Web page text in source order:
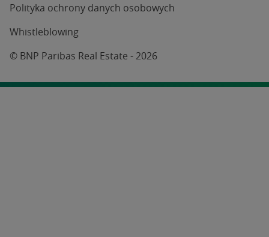
Polityka ochrony danych osobowych
Whistleblowing
© BNP Paribas Real Estate - 2026